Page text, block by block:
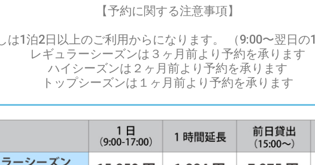
【予約に関する注意事項】
は1泊2日以上のご利用からになります。 （9:00〜翌日の
レギュラーシーズンは３ヶ月前より予約を承ります
ハイシーズンは２ヶ月前より予約を承ります
トップシーズンは１ヶ月前より予約を承ります